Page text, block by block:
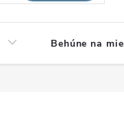
Behúne na